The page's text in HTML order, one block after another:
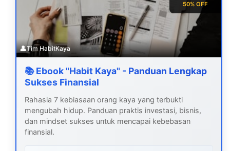
50% OFF
👤Tim HabitKaya
📚 Ebook "Habit Kaya" - Panduan Lengkap
Sukses Finansial
Rahasia 7 kebiasaan orang kaya yang terbukti
mengubah hidup. Panduan praktis investasi, bisnis,
dan mindset sukses untuk mencapai kebebasan
finansial.